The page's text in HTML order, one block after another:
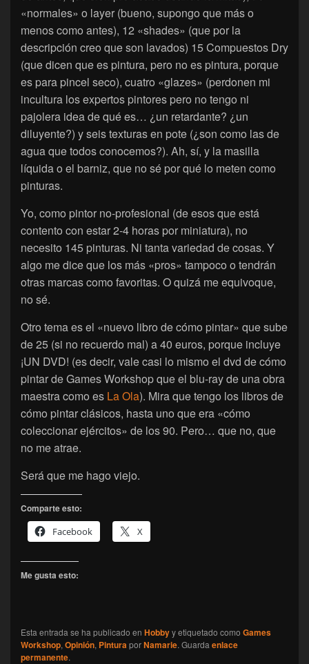
«normales» o layer (bueno, supongo que más o
menos como antes), 12 «shades» (que por la
descripción creo que son lavados) 15 Compuestos Dry
(que dicen que es pintura, pero no es pintura, porque
es para pincel seco), cuatro «glazes» (perdonen mi
incultura los expertos pintores pero no tengo ni
pajolera idea de qué es… ¿un retardante? ¿un
diluyente?) y seis texturas en pote (¿son como las de
agua que todos conocemos?). Ah, sí, y la masilla
líquida o el barniz, que no sé por qué lo meten como
pinturas.
Yo, como pintor no-profesional (de esos que está
contento con estar 2-4 horas por miniatura), no
necesito 145 pinturas. Ni tanta variedad de cosas. Y
algo me dice que los más «pros» tampoco o tendrán
otras marcas como favoritas. O quizá me equivoque,
no sé.
Otro tema es el «nuevo libro de cómo pintar» que sube
de 25 (si no recuerdo mal) a 40 euros, porque incluye
¡UN DVD! (es decir, vale casi lo mismo el dvd de cómo
pintar de Games Workshop que el blu-ray de una obra
maestra como es La Ola). Mira que tengo los libros de
cómo pintar clásicos, hasta uno que era «cómo
coleccionar ejércitos» de los 90. Pero… que no, que
no me atrae.
Será que me hago viejo.
Comparte esto:
Facebook
X
Me gusta esto:
Esta entrada se ha publicado en Hobbyy etiquetado como Games
Workshop, Opinión, PinturaporNamarie. Guarda enlace
permanente.